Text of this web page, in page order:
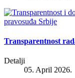
Transparentnost
Detalji
05. April 2026.